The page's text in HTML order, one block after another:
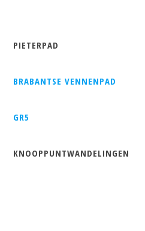
PIETERPAD
BRABANTSE VENNENPAD
GR5
KNOOPPUNTWANDELINGEN